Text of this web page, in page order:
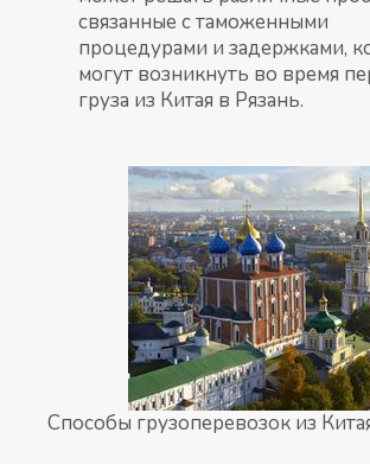
связанные с таможенными
процедурами и задержками,
могут возникнуть во время
груза из Китая в Рязань.
Способы грузоперевозок из